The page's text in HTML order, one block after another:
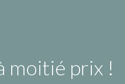
moitié prix !